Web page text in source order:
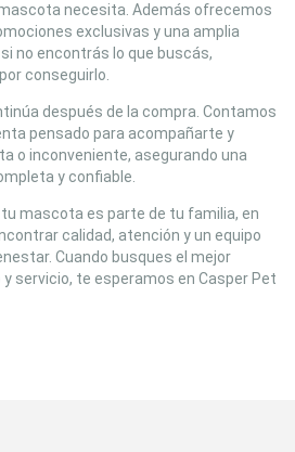
necesita. Además ofrecemos
exclusivas y una amplia
no encontrás lo que buscás,
conseguirlo.
después de la compra. Contamos
pensado para acompañarte y
o inconveniente, asegurando una
y confiable.
mascota es parte de tu familia, en
calidad, atención y un equipo
Cuando busques el mejor
servicio, te esperamos en Casper Pet